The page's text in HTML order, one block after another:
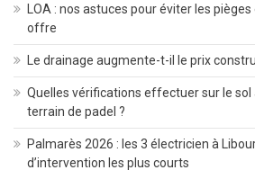
LOA : nos astuces pour éviter les
offre
Le drainage augmente-t-il le prix
Quelles vérifications effectuer sur le sol
terrain de padel ?
Palmarès 2026 : les 3 électricien à
d’intervention les plus courts